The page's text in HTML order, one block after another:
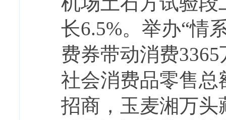
长6.5%。举办“情
费券带动消费
社会消费品零售总
招商，玉麦湘万